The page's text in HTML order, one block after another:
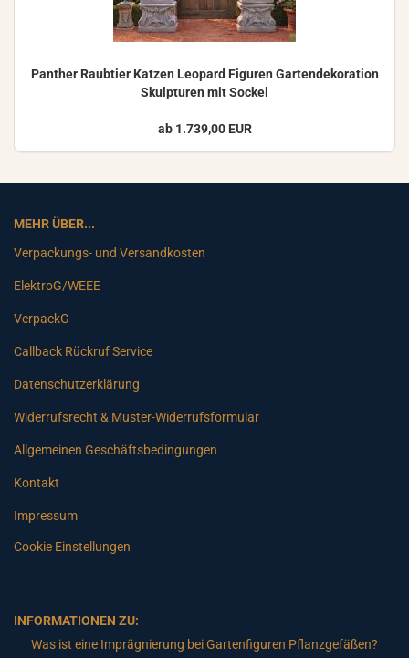
Pan­ther Raub­tier Kat­zen Leo­pard Fi­gu­ren Gar­ten­de­ko­ra­ti­on
Skulp­tu­ren mit So­ckel
ab 1.739,00 EUR
MEHR ÜBER...
Verpackungs- und Versandkosten
ElektroG/WEEE
VerpackG
Callback Rückruf Service
Datenschutzerklärung
Widerrufsrecht & Muster-Widerrufsformular
Allgemeinen Geschäftsbedingungen
Kontakt
Impressum
Cookie Einstellungen
INFORMATIONEN ZU:
Was ist eine Imprägnierung bei Gartenfiguren Pflanzgefäßen?